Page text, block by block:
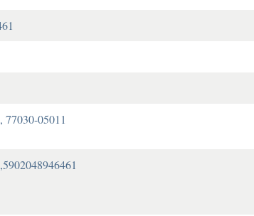
77030-05011